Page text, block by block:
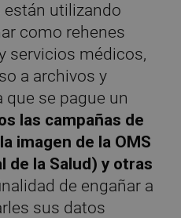
utilizando
como rehenes
servicios médicos,
a archivos y
se pague un
las campañas de
imagen de la OMS
de la Salud) y otras
de engañar a
sus datos